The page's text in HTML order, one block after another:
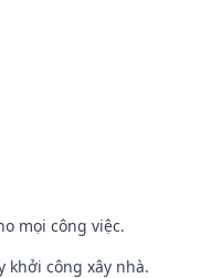
mọi công việc.
khởi công xây nhà.